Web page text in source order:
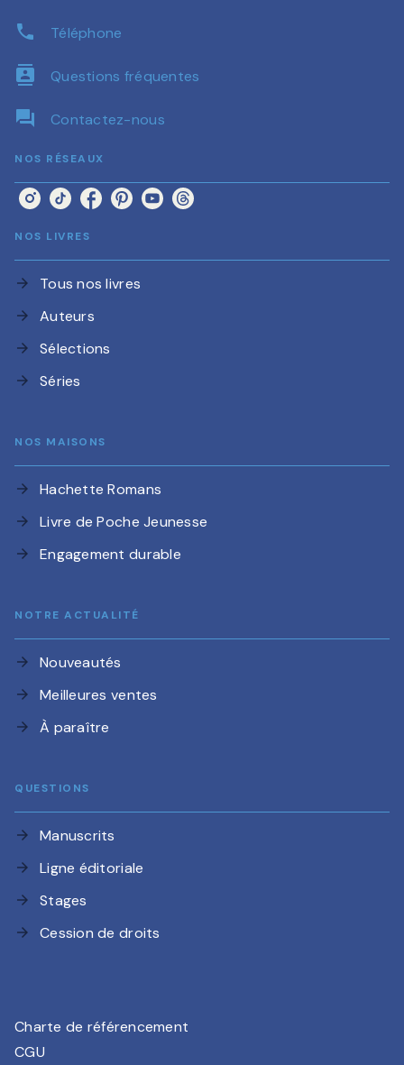
phone Téléphone
contacts Questions fréquentes
question_answer Contactez-nous
NOS RÉSEAUX
NOS LIVRES
arrow_forward Tous nos livres
arrow_forward Auteurs
arrow_forward Sélections
arrow_forward Séries
NOS MAISONS
arrow_forward Hachette Romans
arrow_forward Livre de Poche Jeunesse
arrow_forward Engagement durable
NOTRE ACTUALITÉ
arrow_forward Nouveautés
arrow_forward Meilleures ventes
arrow_forward À paraître
QUESTIONS
arrow_forward Manuscrits
arrow_forward Ligne éditoriale
arrow_forward Stages
arrow_forward Cession de droits
Charte de référencement
CGU